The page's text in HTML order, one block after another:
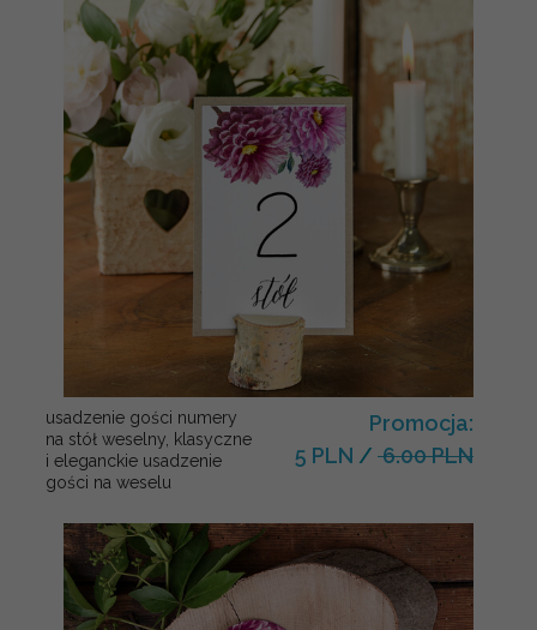
usadzenie gości numery
na stół weselny, klasyczne
i eleganckie usadzenie
gości na weselu
Promocja:
5 PLN / 6.00 PLN